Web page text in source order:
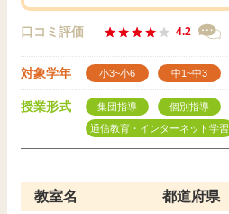
口コミ評価 4.2
対象学年 小3~小6 中1~中3
授業形式 集団指導
個別指導
通信教育・インターネット学習
教室名 都道府県